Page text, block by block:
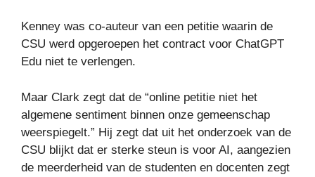
Kenney was co-auteur van een petitie waarin de
CSU werd opgeroepen het contract voor ChatGPT
Edu niet te verlengen.
Maar Clark zegt dat de “online petitie niet het
algemene sentiment binnen onze gemeenschap
weerspiegelt.” Hij zegt dat uit het onderzoek van de
CSU blijkt dat er sterke steun is voor AI, aangezien
de meerderheid van de studenten en docenten zegt